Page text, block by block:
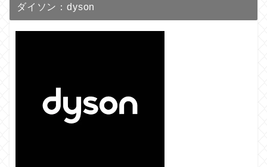
ダイソン：dyson